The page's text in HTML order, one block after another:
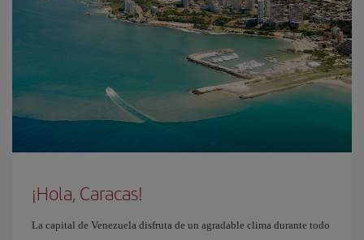
¡Hola, Caracas!
La capital de Venezuela disfruta de un agradable clima durante todo